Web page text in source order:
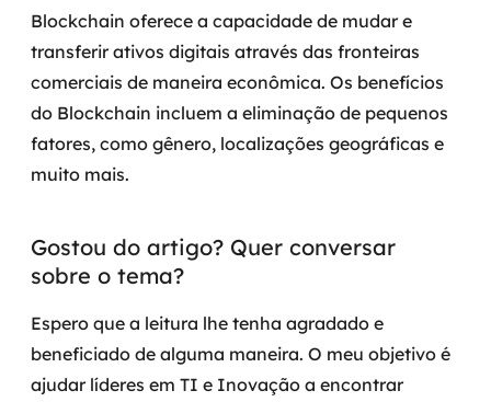
Blockchain oferece a capacidade de mudar e
transferir ativos digitais através das fronteiras
comerciais de maneira econômica. Os benefícios
do Blockchain incluem a eliminação de pequenos
fatores, como gênero, localizações geográficas e
muito mais.
Gostou do artigo? Quer conversar
sobre o tema?
Espero que a leitura lhe tenha agradado e
beneficiado de alguma maneira. O meu objetivo é
ajudar líderes em TI e Inovação a encontrar